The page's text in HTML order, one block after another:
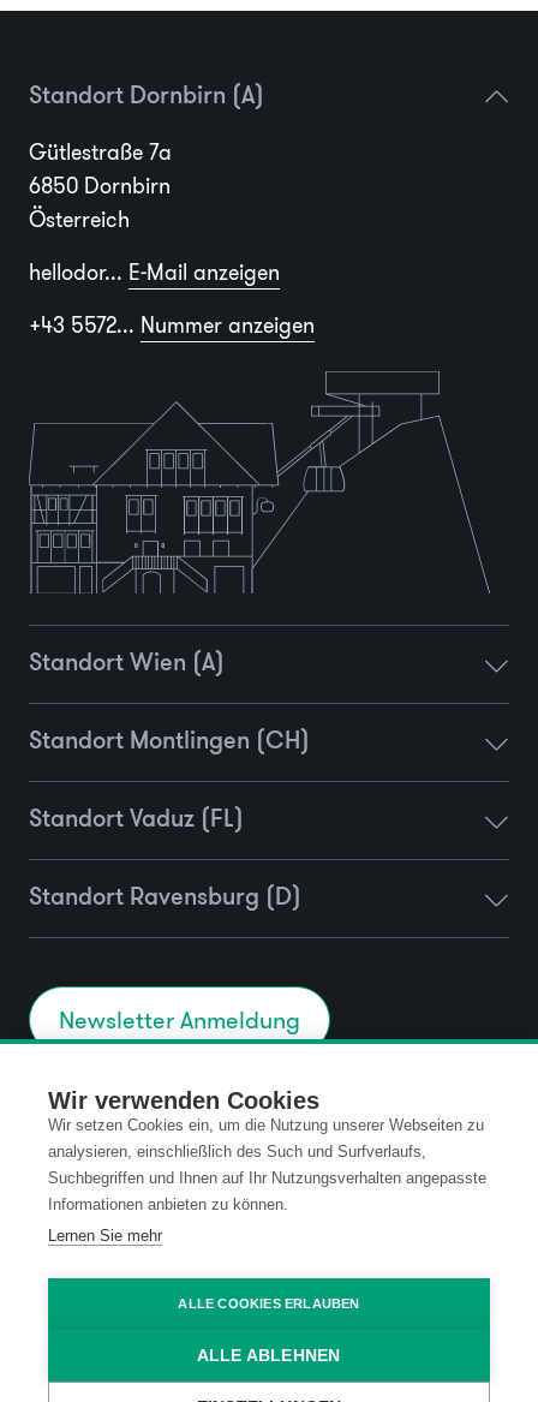
Wir verwenden Cookies
Wir setzen Cookies ein, um die Nutzung unserer Webseiten zu
analysieren, einschließlich des Such und Surfverlaufs,
Suchbegriffen und Ihnen auf Ihr Nutzungsverhalten angepasste
Informationen anbieten zu können.
Lernen Sie mehr
ALLE COOKIES ERLAUBEN
ALLE ABLEHNEN
Standort Dornbirn (A)
Gütlestraße 7a
6850 Dornbirn
Österreich
hellodor... E-Mail anzeigen
+43 5572... Nummer anzeigen
Standort Wien (A)
Standort Montlingen (CH)
Standort Vaduz (FL)
Standort Ravensburg (D)
Newsletter Anmeldung
Kontakt
Impressum
Datenschutz
Code of Conduct